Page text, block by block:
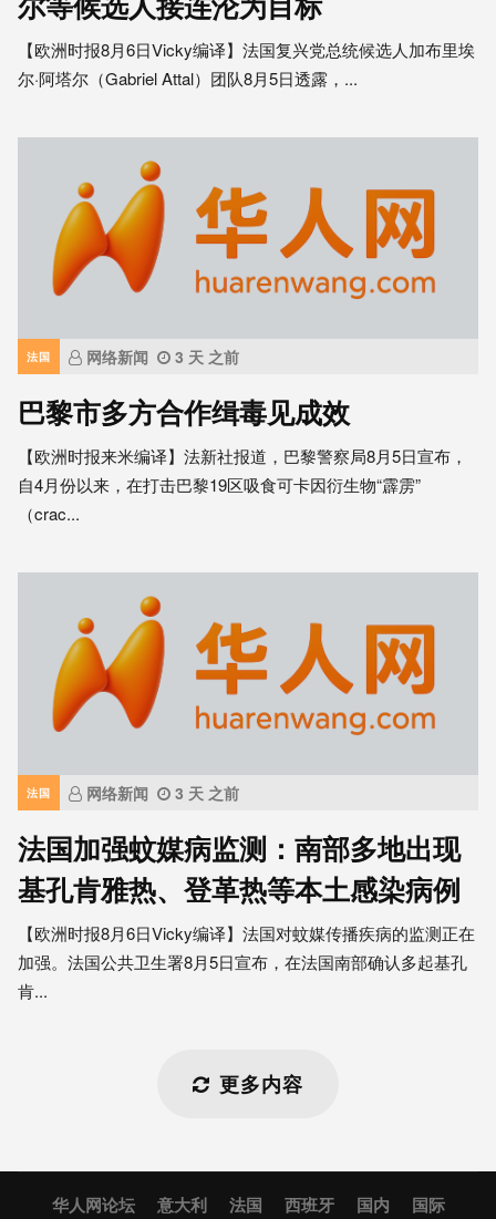
【欧洲时报8月6日Vicky编译】法国复兴党总统候选人加布里埃
尔·阿塔尔（Gabriel Attal）团队8月5日透露，...
法国 网络新闻 3 天 之前
巴黎市多方合作缉毒见成效
【欧洲时报来米编译】法新社报道，巴黎警察局8月5日宣布，
自4月份以来，在打击巴黎19区吸食可卡因衍生物“霹雳”
（crac...
法国 网络新闻 3 天 之前
法国加强蚊媒病监测：南部多地出现
基孔肯雅热、登革热等本土感染病例
【欧洲时报8月6日Vicky编译】法国对蚊媒传播疾病的监测正在
加强。法国公共卫生署8月5日宣布，在法国南部确认多起基孔
肯...
更多内容
华人网论坛 意大利 法国 西班牙 国内 国际